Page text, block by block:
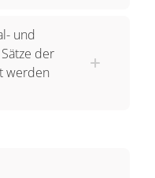
und
der
werden